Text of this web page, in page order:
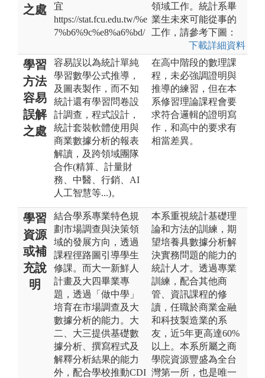
之處
宜
https://stat.fcu.edu.tw/%e
7%b6%9c%e8%a6%bd/
領域工作。統計系畢
業生未來可能從事的
工作，請參考下圖：
下載詳細資料
學習
方法
容易
誤解
之處
容易誤以為統計單純
學習數學公式推導，
及圖表製作，而不知
統計還有學習問卷設
計調查，程式設計，
統計套裝軟體使用與
商業數據分析的報表
解讀，及跨領域團隊
合作(精算、計量財
務、中醫、行銷、AI
人工智慧等...)。
在高中階段的數理課
程，未必強調證明與
推導的練習，但在本
系修習理論課程會要
求符合邏輯的證明寫
作，和高中的要求有
相當差異。
學習
資源
或補
充說
明
結合學系專業特色規
劃市場調查與決策領
域的發展方向，透過
課程徑路圖引導學生
修課。而大一新鮮人
計畫及大四畢業專
題，透過「做中學」
培育在市場調查及大
數據分析的能力。大
二、大三提供基礎數
據分析、撰寫程式及
解釋分析結果的能力
外，配合學校推動CDI
本系重視統計基礎理
論和方法的訓練，期
望培養具數據分析解
決實務問題的能力的
統計人才。透過專業
訓練，配合其他商
管、資訊課程的修
讀，任職於商業金融
和科技製造業的系
友，近5年更高達60%
以上。本系所屬之商
學院資源豐盛為全台
灣第一所，也是唯一